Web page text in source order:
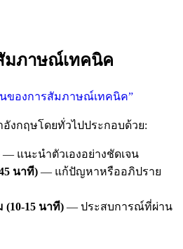
มภาษณ์เทคนิค
ของการสัมภาษณ์เทคนิค”
งกฤษโดยทั่วไปประกอบด้วย:
— แนะนำตัวเองอย่างชัดเจน
นาที) — แก้ปัญหาหรืออภิปราย
(10-15 นาที) — ประสบการณ์ที่ผ่าน